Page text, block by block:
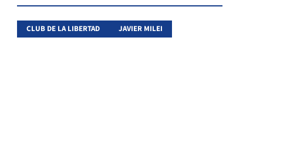
CLUB DE LA LIBERTAD JAVIER MILEI